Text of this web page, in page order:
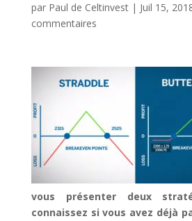
par Paul de Celtinvest| Juil 15,
commentaires
vous présenter deux
connaissez si vous avez déjà